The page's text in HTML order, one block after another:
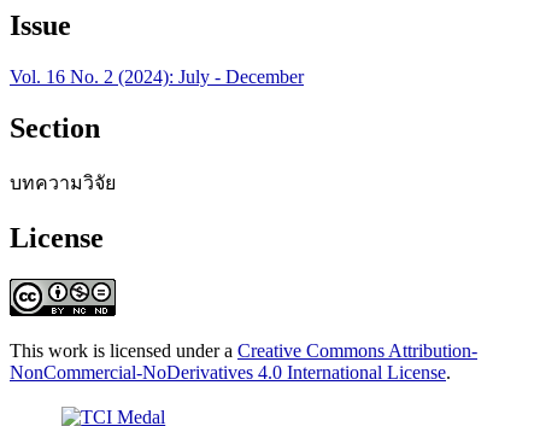
Issue
Vol. 16 No. 2 (2024): July - December
Section
บทความวิจัย
License
This work is licensed under a Creative Commons Attribution-
NonCommercial-NoDerivatives 4.0 International License.